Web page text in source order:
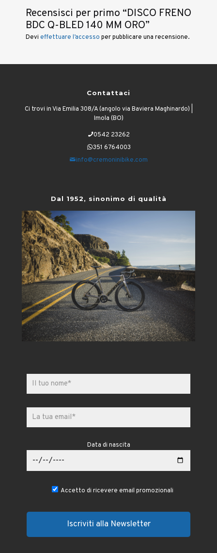
Recensisci per primo “DISCO FRENO
BDC Q-BLED 140 MM ORO”
Devi effettuare l’accesso per pubblicare una recensione.
Contattaci
Ci trovi in Via Emilia 308/A (angolo via Baviera Maghinardo) |
Imola (BO)
0542 23262
351 6764003
info@cremoninibike.com
Dal 1952, sinonimo di qualità
Data di nascita
Accetto di ricevere email promozionali